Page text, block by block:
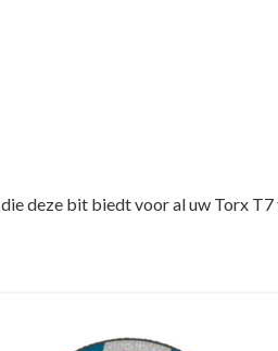
deze bit biedt voor al uw Torx